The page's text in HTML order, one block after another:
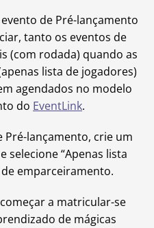
de Pré-lançamento
tanto os eventos de
(com rodada) quando as
lista de jogadores)
agendados no modelo
do EventLink.
Pré-lançamento, crie um
selecione “Apenas lista
emparceiramento.
a matricular-se
de mágicas